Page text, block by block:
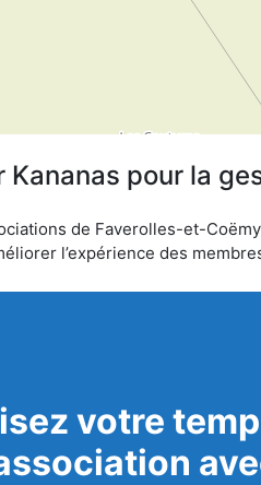
Kananas pour la
de Faverolles-et-
l’expérience des
votre